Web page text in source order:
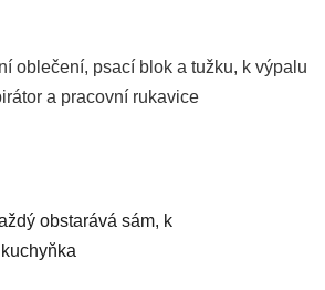
oblečení, psací blok a tužku, k výpalu
a pracovní rukavice
obstarává sám, k